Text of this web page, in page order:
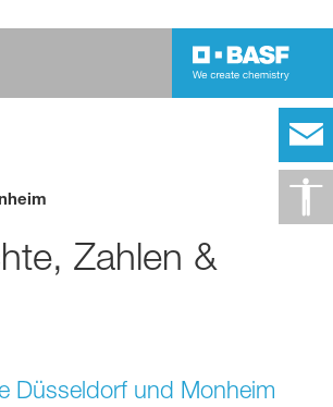
Zahlen &
Düsseldorf und Monheim